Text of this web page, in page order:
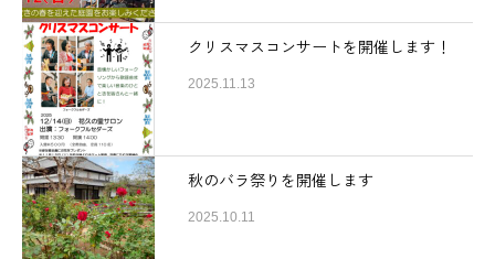
クリスマスコンサートを開催します！
2025.11.13
秋のバラ祭りを開催します
2025.10.11